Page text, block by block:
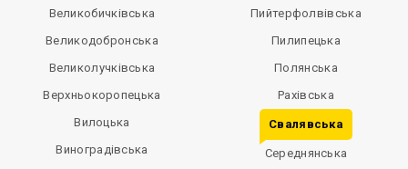
Великобичківська
Великодобронська
Великолучківська
Верхньокоропецька
Вилоцька
Виноградівська
Пийтерфолвівська
Пилипецька
Полянська
Рахівська
Свалявська
Середнянська